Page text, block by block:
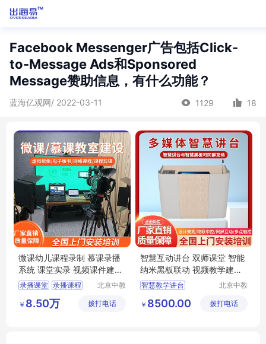
Facebook Messenger广告包括Click-
to-Message Ads和Sponsored
Message赞助信息，有什么功能？
蓝海亿观网/ 2022-03-11 1129 18
微课幼儿课程录制 慕课录播
系统 课堂实录 视频课件建设
方案
录播课堂 录播课程
微课教学
北京中教
有限公司
￥ 8.50万 拨打电话
智慧互动讲台 双师课堂 智能
纳米黑板联动 视频教学建设
方案
智慧教学讲台
多媒体教室讲台
北京中教
有限公司
￥ 8500.00 拨打电话